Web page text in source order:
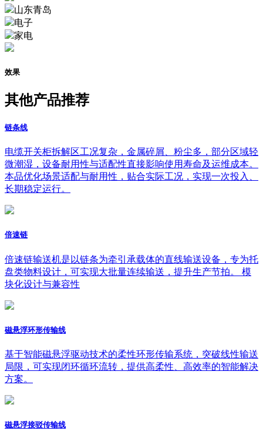
山东青岛
电子
家电
效果
其他产品推荐
链条线
电缆开关柜拆解区工况复杂，金属碎屑、粉尘多，部分区域轻
微潮湿，设备耐用性与适配性直接影响使用寿命及运维成本。
本品优化场景适配与耐用性，贴合实际工况，实现一次投入、
长期稳定运行。
倍速链
倍速链输送机是以链条为牵引承载体的直线输送设备，专为托
盘类物料设计，可实现大批量连续输送，提升生产节拍。 模
块化设计与兼容性
磁悬浮环形传输线
基于智能磁悬浮驱动技术的柔性环形传输系统，突破线性输送
局限，可实现闭环循环流转，提供高柔性、高效率的智能解决
方案。
磁悬浮接驳传输线